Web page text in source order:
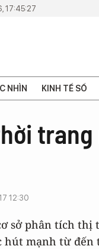
17:45:27
NHÌN KINH TẾ SỐ
12:30
sở phân tích
hút mạnh từ